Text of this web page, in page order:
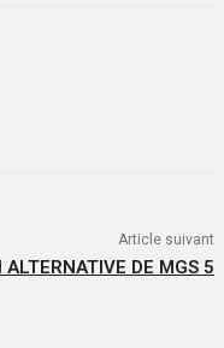
Article suivant
DE MGS 5